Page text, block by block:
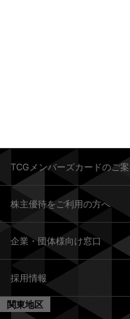
TCGメンバーズカードのご
株主優待をご利用の方へ
企業・団体様向け窓口
採用情報
関東地区